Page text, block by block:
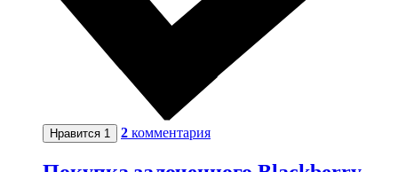
Нравится 1 2 комментария